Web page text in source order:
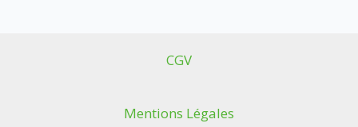
CGV
Mentions Légales